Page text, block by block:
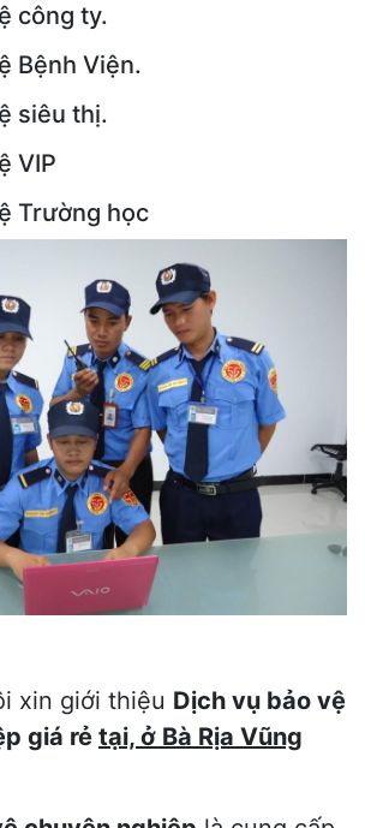
công ty.
Bệnh Viện.
siêu thị.
VIP
Trường học
xin giới thiệu Dịch vụ bảo vệ
giá rẻ tại, ở Bà Rịa Vũng